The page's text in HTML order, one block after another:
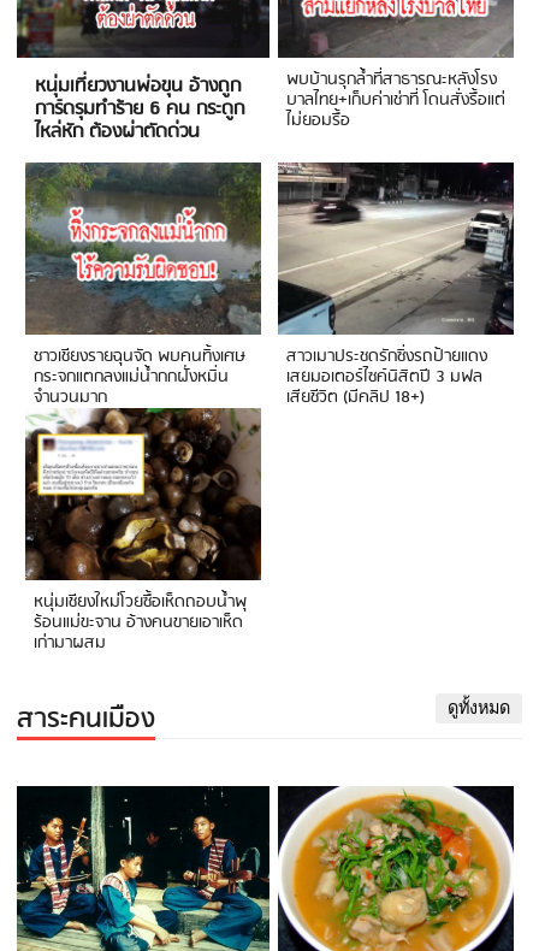
หนุ่มเที่ยวงานพ่อขุน อ้างถูก
การ์ดรุมทำร้าย 6 คน กระดูก
ไหล่หัก ต้องผ่าตัดด่วน
พบบ้านรุกล้ำที่สาธารณะหลังโรง
บาลไทย+เก็บค่าเช่าที่ โดนสั่งรื้อแต่
ไม่ยอมรื้อ
ชาวเชียงรายฉุนจัด พบคนทิ้งเศษ
กระจกแตกลงแม่น้ำกกฝั่งหมิ่น
จำนวนมาก
สาวเมาประชดรักซิ่งรถป้ายแดง
เสยมอเตอร์ไซค์นิสิตปี 3 มฟล
เสียชีวิต (มีคลิป 18+)
หนุ่มเชียงใหม่โวยซื้อเห็ดถอบน้ำพุ
ร้อนแม่ขะจาน อ้างคนขายเอาเห็ด
เก่ามาผสม
สาระคนเมือง ดูทั้งหมด